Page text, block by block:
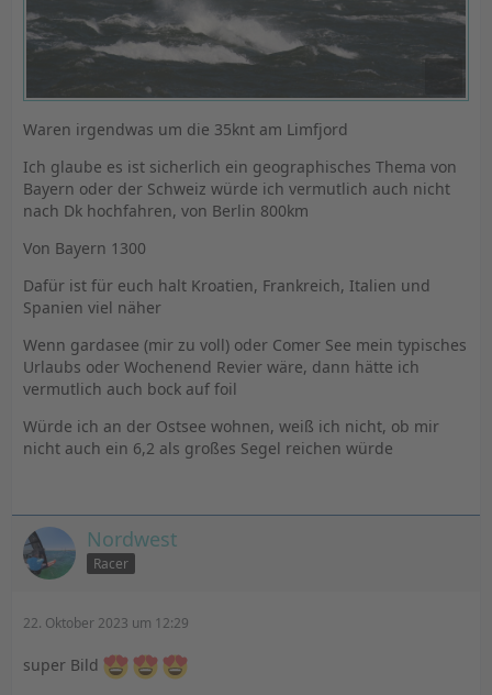
Waren irgendwas um die 35knt am Limfjord
Ich glaube es ist sicherlich ein geographisches Thema von
Bayern oder der Schweiz würde ich vermutlich auch nicht
nach Dk hochfahren, von Berlin 800km
Von Bayern 1300
Dafür ist für euch halt Kroatien, Frankreich, Italien und
Spanien viel näher
Wenn gardasee (mir zu voll) oder Comer See mein typisches
Urlaubs oder Wochenend Revier wäre, dann hätte ich
vermutlich auch bock auf foil
Würde ich an der Ostsee wohnen, weiß ich nicht, ob mir
nicht auch ein 6,2 als großes Segel reichen würde
Nordwest
Racer
22. Oktober 2023 um 12:29
super Bild